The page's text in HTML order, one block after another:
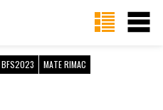
BFS2023
MATE RIMAC